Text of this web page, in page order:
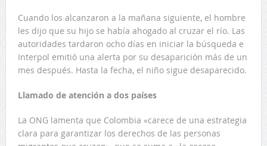
Cuando los alcanzaron a la mañana siguiente, el hombre
les dijo que su hijo se había ahogado al cruzar el río. Las
autoridades tardaron ocho días en iniciar la búsqueda e
Interpol emitió una alerta por su desaparición más de un
mes después. Hasta la fecha, el niño sigue desaparecido.
Llamado de atención a dos países
La ONG lamenta que Colombia «carece de una estrategia
clara para garantizar los derechos de las personas